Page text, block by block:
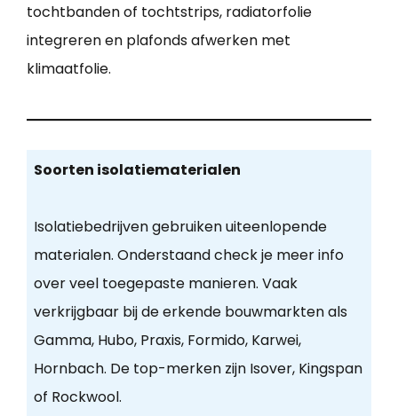
tochtbanden of tochtstrips, radiatorfolie
integreren en plafonds afwerken met
klimaatfolie.
Soorten isolatiematerialen
Isolatiebedrijven gebruiken uiteenlopende
materialen. Onderstaand check je meer info
over veel toegepaste manieren. Vaak
verkrijgbaar bij de erkende bouwmarkten als
Gamma, Hubo, Praxis, Formido, Karwei,
Hornbach. De top-merken zijn Isover, Kingspan
of Rockwool.